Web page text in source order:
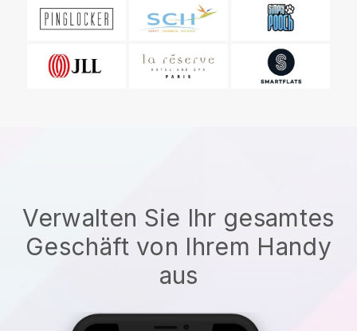
Verwalten Sie Ihr gesamtes
Geschäft von Ihrem Handy
aus